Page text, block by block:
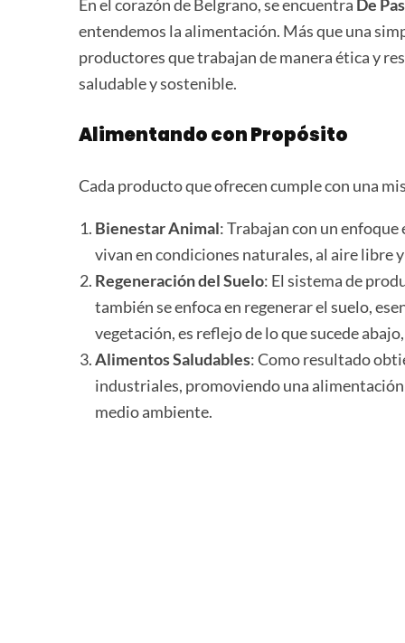
En el corazón de Belgrano, se encuentra De
entendemos la alimentación. Más que una
productores que trabajan de manera ética y
saludable y sostenible.
Alimentando con Propósito
Cada producto que ofrecen cumple con una
Bienestar Animal: Trabajan con un
vivan en condiciones naturales, al aire libre
Regeneración del Suelo: El sistema de
también se enfoca en regenerar el suelo,
vegetación, es reflejo de lo que sucede
Alimentos Saludables: Como resultado
industriales, promoviendo una
medio ambiente.